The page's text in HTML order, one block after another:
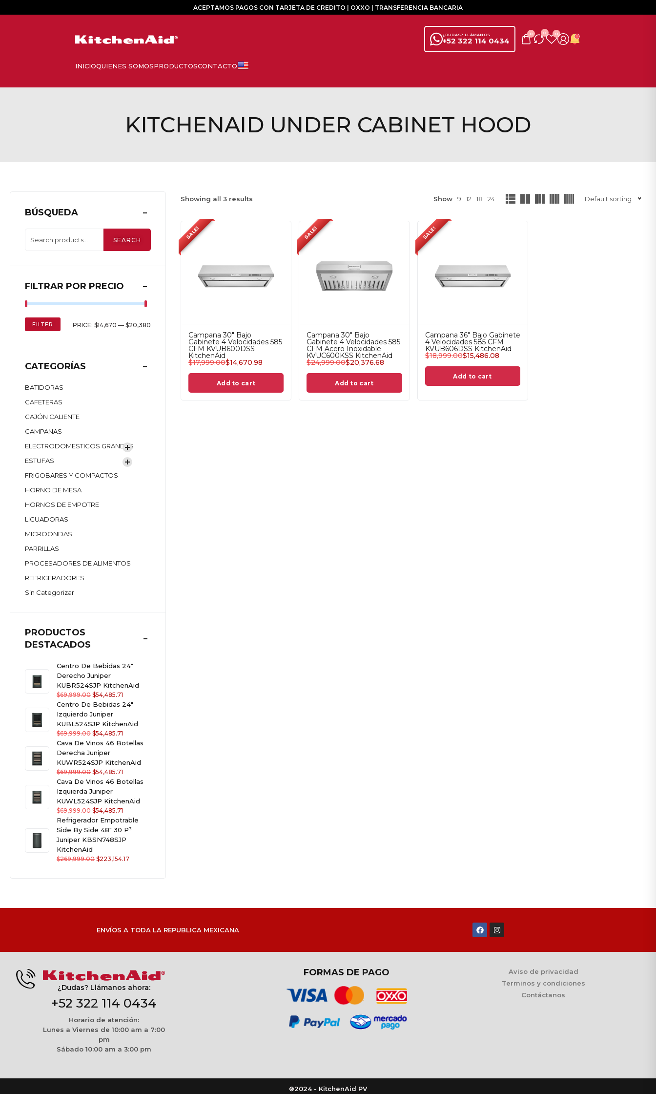
ACEPTAMOS PAGOS CON TARJETA DE CREDITO | OXXO | TRANSFERENCIA BANCARIA
+52 322 114 0434
¿DUDAS? LLÁMANOS 0 0 0
KITCHENAID UNDER CABINET HOOD
BÚSQUEDA
SEARCH
FILTRAR POR PRECIO
FILTER PRICE: $14,670 — $20,380
CATEGORÍAS
BATIDORAS
CAFETERAS
CAJÓN CALIENTE
CAMPANAS
ELECTRODOMESTICOS GRANDES
ESTUFAS
FRIGOBARES Y COMPACTOS
HORNO DE MESA
HORNOS DE EMPOTRE
LICUADORAS
MICROONDAS
PARRILLAS
PROCESADORES DE ALIMENTOS
REFRIGERADORES
Sin Categorizar
PRODUCTOS
DESTACADOS
Centro De Bebidas 24"
Derecho Juniper
KUBR524SJP KitchenAid
$69,999.00 $54,485.71
Centro De Bebidas 24"
Izquierdo Juniper
KUBL524SJP KitchenAid
$69,999.00 $54,485.71
Cava De Vinos 46 Botellas
Derecha Juniper
KUWR524SJP KitchenAid
$69,999.00 $54,485.71
Cava De Vinos 46 Botellas
Izquierda Juniper
KUWL524SJP KitchenAid
$69,999.00 $54,485.71
Refrigerador Empotrable
Side By Side 48" 30 P³
Juniper KBSN748SJP
KitchenAid
$269,999.00 $223,154.17
Showing all 3 results Show 9 12 18 24 Default sorting
SALE!
Campana 30" Bajo
Gabinete 4 Velocidades 585
CFM KVUB600DSS
KitchenAid
$17,999.00$14,670.98
Add to cart
SALE!
Campana 30" Bajo
Gabinete 4 Velocidades 585
CFM Acero Inoxidable
KVUC600KSS KitchenAid
$24,999.00$20,376.68
Add to cart
SALE!
Campana 36" Bajo Gabinete
4 Velocidades 585 CFM
KVUB606DSS KitchenAid
$18,999.00$15,486.08
Add to cart
ENVÍOS A TODA LA REPUBLICA MEXICANA
¿Dudas? Llámanos ahora:
+52 322 114 0434
Horario de atención:
Lunes a Viernes de 10:00 am a 7:00
pm
Sábado 10:00 am a 3:00 pm
FORMAS DE PAGO
Aviso de privacidad
Terminos y condiciones
Contáctanos
®2024 - KitchenAid PV